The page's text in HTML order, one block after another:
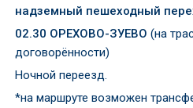
надземный пешеходный
02.30 ОРЕХОВО-ЗУЕВО (на
договорённости)
Ночной переезд.
*на маршруте возможен